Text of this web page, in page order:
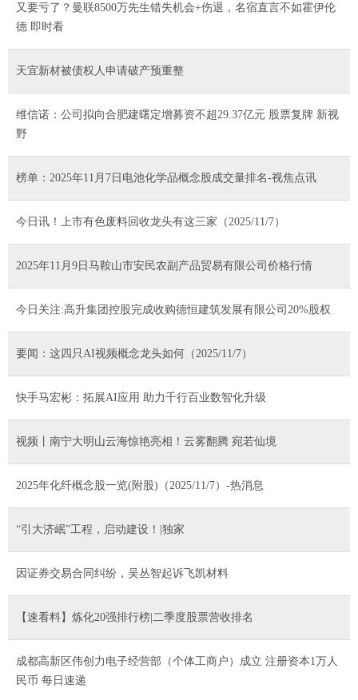
又要亏了？曼联8500万先生错失机会+伤退，名宿直言不如霍伊伦
德 即时看
天宜新材被债权人申请破产预重整
维信诺：公司拟向合肥建曙定增募资不超29.37亿元 股票复牌 新视
野
榜单：2025年11月7日电池化学品概念股成交量排名-视焦点讯
今日讯！上市有色废料回收龙头有这三家（2025/11/7）
2025年11月9日马鞍山市安民农副产品贸易有限公司价格行情
今日关注:高升集团控股完成收购德恒建筑发展有限公司20%股权
要闻：这四只AI视频概念龙头如何（2025/11/7）
快手马宏彬：拓展AI应用 助力千行百业数智化升级
视频丨南宁大明山云海惊艳亮相！云雾翻腾 宛若仙境
2025年化纤概念股一览(附股)（2025/11/7）-热消息
“引大济岷”工程，启动建设！|独家
因证券交易合同纠纷，吴丛智起诉飞凯材料
【速看料】炼化20强排行榜|二季度股票营收排名
成都高新区伟创力电子经营部（个体工商户）成立 注册资本1万人
民币 每日速递